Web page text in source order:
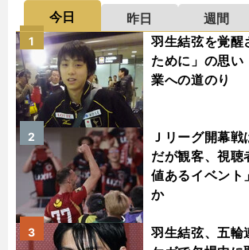
今日 昨日 週間
羽生結弦を覚醒
ために」の思
業への道のり
1
Ｊリーグ開幕戦
だが観客、視聴
値あるイベント
か
2
羽生結弦、五
3